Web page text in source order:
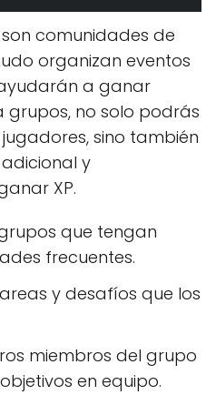
comunidades de
organizan eventos
a ganar
grupos, no solo podrás
sino también
y
XP.
que tengan
frecuentes.
y desafíos que los
miembros del grupo
en equipo.